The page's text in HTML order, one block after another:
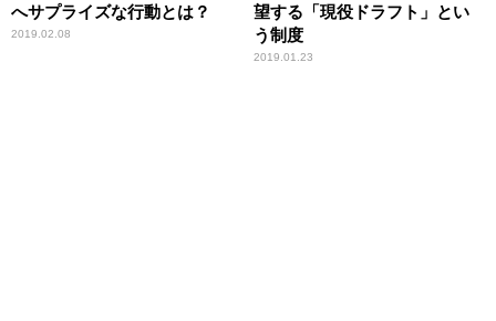
へサプライズな行動とは？
2019.02.08
望する「現役ドラフト」とい
う制度
2019.01.23